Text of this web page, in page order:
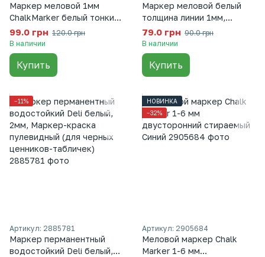
Маркер меловой 1мм
ChalkMarker белый тонкий
на водной основе, Маркер
для черных ценников
(1012), Белый
99.0 грн 120.0 грн
В наличии
Купить
Маркер меловой белый
толщина линии 1мм,
Маркер тонкий на водной
основе, Маркер для
черных ценников (1009),
Белый
79.0 грн 90.0 грн
В наличии
Купить
−11%
Артикул: 2885781
Маркер перманентный
водостойкий Deli белый,
НОВИНКА
−32%
Артикул: 2905684
Меловой маркер Chalk
Marker 1-6 мм